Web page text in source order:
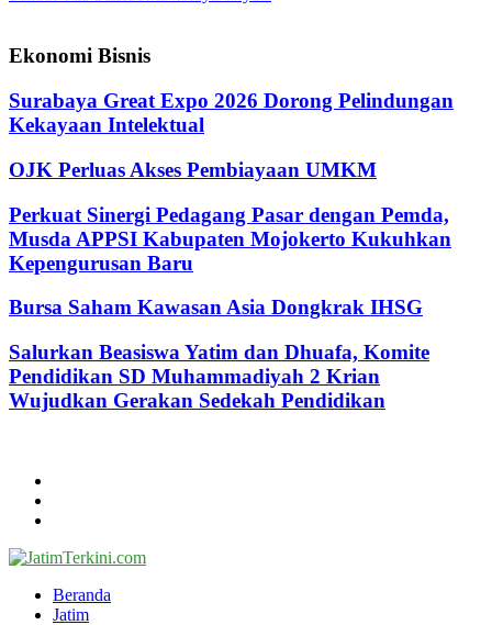
Ekonomi Bisnis
Surabaya Great Expo 2026 Dorong Pelindungan
Kekayaan Intelektual
OJK Perluas Akses Pembiayaan UMKM
Perkuat Sinergi Pedagang Pasar dengan Pemda,
Musda APPSI Kabupaten Mojokerto Kukuhkan
Kepengurusan Baru
Bursa Saham Kawasan Asia Dongkrak IHSG
Salurkan Beasiswa Yatim dan Dhuafa, Komite
Pendidikan SD Muhammadiyah 2 Krian
Wujudkan Gerakan Sedekah Pendidikan
Beranda
Jatim